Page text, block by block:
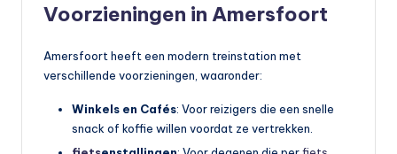
Voorzieningen in Amersfoort
Amersfoort heeft een modern treinstation met
verschillende voorzieningen, waaronder:
Winkels en Cafés: Voor reizigers die een snelle
snack of koffie willen voordat ze vertrekken.